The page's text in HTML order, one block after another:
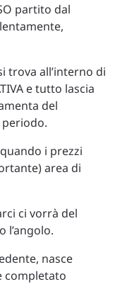
partito dal
trova all’interno di
e tutto lascia
del
periodo.
i prezzi
area di
ci vorrà del
l’angolo.
nasce
completato